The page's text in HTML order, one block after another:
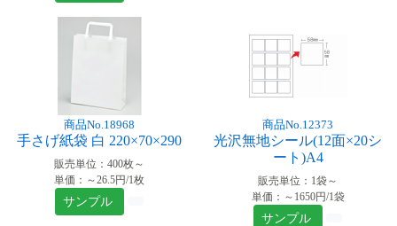
商品No.18968
手さげ紙袋 白 220×70×290
販売単位：400枚～
単価：～26.5円/1枚
サンプル
商品No.12373
光沢無地シール(12面×20シ
ート)A4
販売単位：1袋～
単価：～1650円/1袋
サンプル